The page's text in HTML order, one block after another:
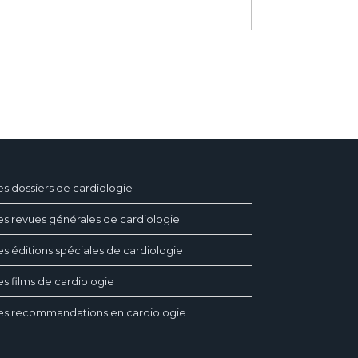
dossiers de cardiologie
revues générales de cardiologie
éditions spéciales de cardiologie
films de cardiologie
recommandations en cardiologie